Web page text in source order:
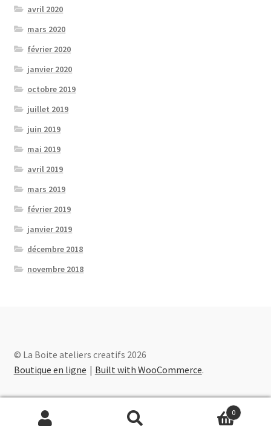
avril 2020
mars 2020
février 2020
janvier 2020
octobre 2019
juillet 2019
juin 2019
mai 2019
avril 2019
mars 2019
février 2019
janvier 2019
décembre 2018
novembre 2018
© La Boite ateliers creatifs 2026
Boutique en ligne
Built with WooCommerce.
Recherche
Recherche
0